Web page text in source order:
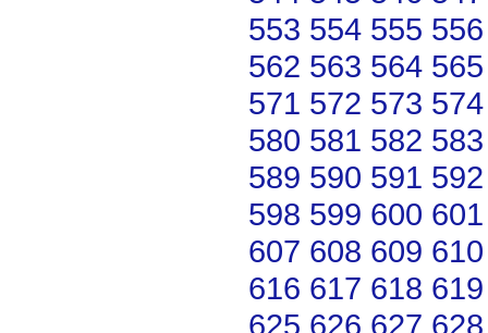
553 554 555 556
562 563 564 565
571 572 573 574
580 581 582 583
589 590 591 592
598 599 600 601
607 608 609 610
616 617 618 619
625 626 627 628